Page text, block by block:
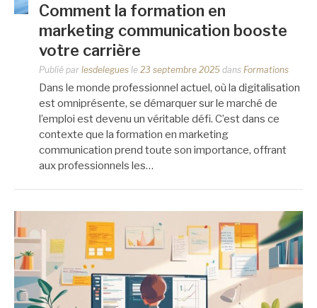
Comment la formation en
marketing communication booste
votre carrière
Publié par lesdelegues le 23 septembre 2025 dans Formations
Dans le monde professionnel actuel, où la digitalisation
est omniprésente, se démarquer sur le marché de
l’emploi est devenu un véritable défi. C’est dans ce
contexte que la formation en marketing
communication prend toute son importance, offrant
aux professionnels les…